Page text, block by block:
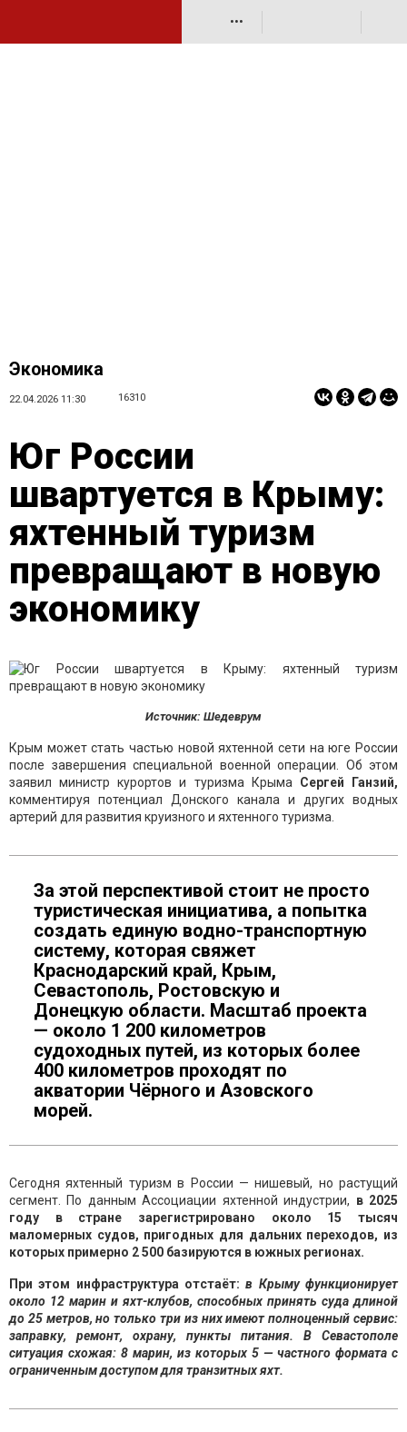
•••
Экономика
22.04.2026 11:30 16310
Юг России
швартуется в Крыму:
яхтенный туризм
превращают в новую
экономику
Источник: Шедеврум
Крым может стать частью новой яхтенной сети на юге России
после завершения специальной военной операции. Об этом
заявил министр курортов и туризма Крыма Сергей Ганзий,
комментируя потенциал Донского канала и других водных
артерий для развития круизного и яхтенного туризма.
За этой перспективой стоит не просто
туристическая инициатива, а попытка
создать единую водно-транспортную
систему, которая свяжет
Краснодарский край, Крым,
Севастополь, Ростовскую и
Донецкую области. Масштаб проекта
— около 1 200 километров
судоходных путей, из которых более
400 километров проходят по
акватории Чёрного и Азовского
морей.
Сегодня яхтенный туризм в России — нишевый, но растущий
сегмент. По данным Ассоциации яхтенной индустрии, в 2025
году в стране зарегистрировано около 15 тысяч
маломерных судов, пригодных для дальних переходов, из
которых примерно 2 500 базируются в южных регионах.
При этом инфраструктура отстаёт: в Крыму функционирует
около 12 марин и яхт-клубов, способных принять суда длиной
до 25 метров, но только три из них имеют полноценный сервис:
заправку, ремонт, охрану, пункты питания. В Севастополе
ситуация схожая: 8 марин, из которых 5 — частного формата с
ограниченным доступом для транзитных яхт.